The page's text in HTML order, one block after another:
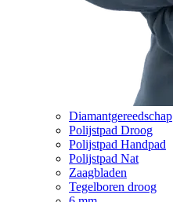
Diamantgereedschap
Polijstpad Droog
Polijstpad Handpad
Polijstpad Nat
Zaagbladen
Tegelboren droog